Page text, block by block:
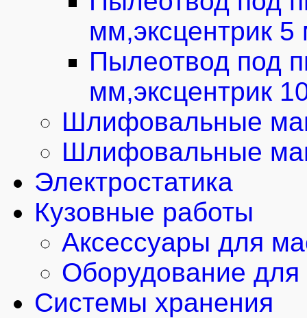
мм,эксцентрик
Пылеотвод под
мм,эксцентрик
Шлифовальные
Шлифовальные
Электростатика
Кузовные работы
Аксессуары для
Оборудование для
Системы хранения